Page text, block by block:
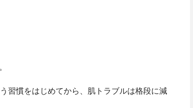
習慣をはじめてから、肌トラブルは格段に減